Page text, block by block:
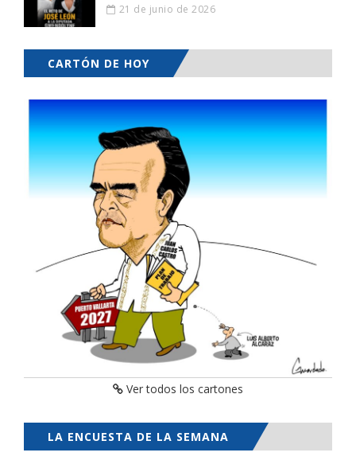
21 de junio de 2026
CARTÓN DE HOY
Ver todos los cartones
LA ENCUESTA DE LA SEMANA